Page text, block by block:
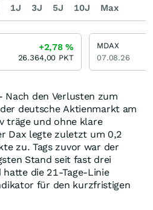
Nach den Verlusten zum
deutsche Aktienmarkt am
träge und ohne klare
Dax legte zuletzt um 0,2
zu. Tags zuvor war der
Stand seit fast drei
die 21-Tage-Linie
für den kurzfristigen
1J 3J 5J 10J Max
+2,78%
26.364,00 PKT
MDAX
07.08.26